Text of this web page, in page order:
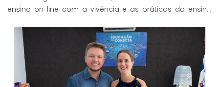
ensino on-line com a vivência e as práticas do ensino